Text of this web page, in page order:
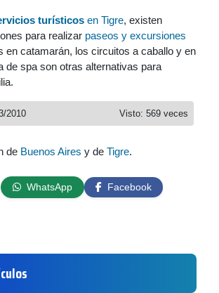
turísticos en Tigre, existen
para realizar paseos y excursiones
en catamarán, los circuitos a caballo y en
de spa son otras alternativas para
Visto: 569 veces
2010
de Buenos Aires y de Tigre.
WhatsApp
Facebook